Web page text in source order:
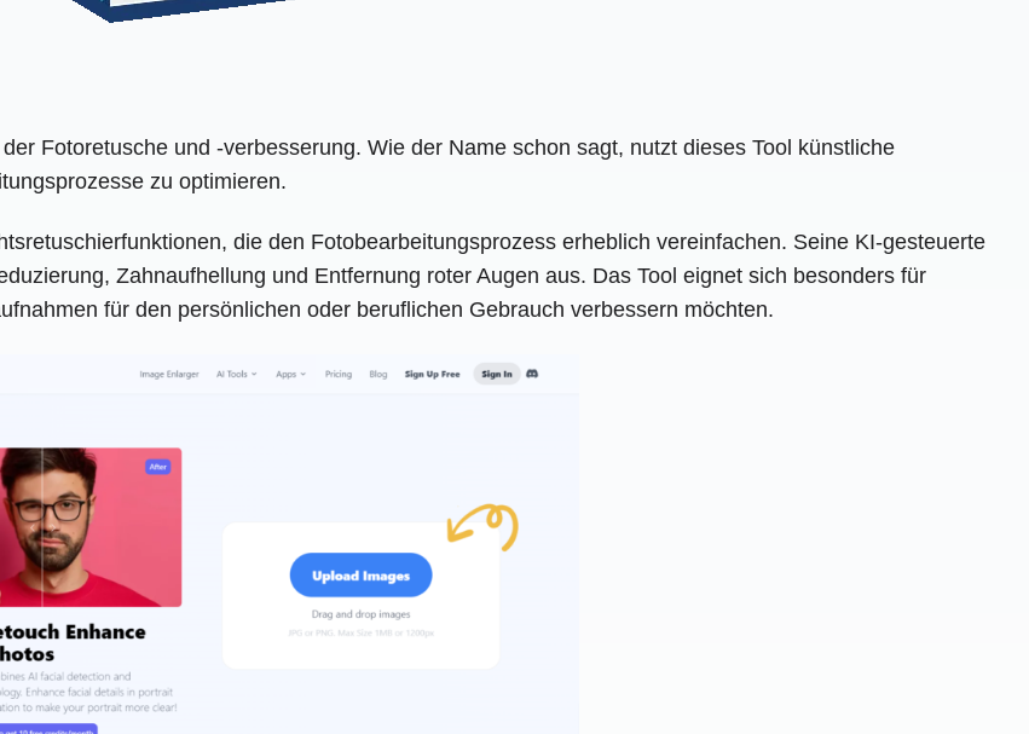
Fotoretusche und -verbesserung. Wie der Name schon sagt, nutzt dieses Tool künstliche
zu optimieren.
die den Fotobearbeitungsprozess erheblich vereinfachen. Seine KI-gesteuerte
Zahnaufhellung und Entfernung roter Augen aus. Das Tool eignet sich besonders für
für den persönlichen oder beruflichen Gebrauch verbessern möchten.